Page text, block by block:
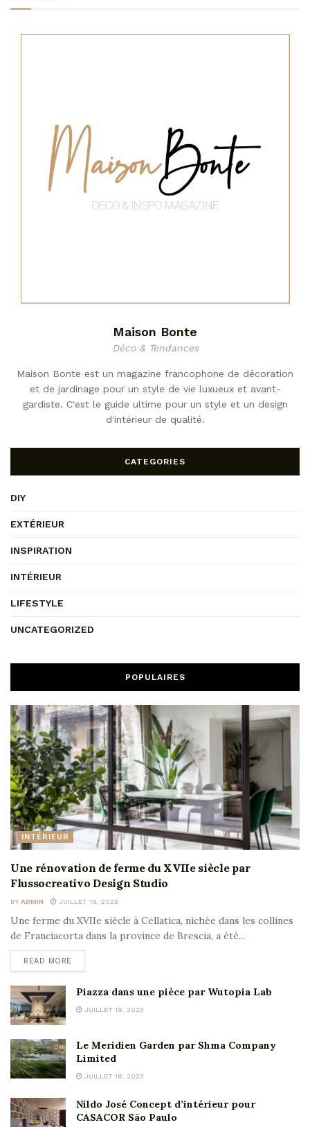
Maison Bonte
Déco & Tendances
Maison Bonte est un magazine francophone de décoration
et de jardinage pour un style de vie luxueux et avant-
gardiste. C'est le guide ultime pour un style et un design
d'intérieur de qualité.
CATEGORIES
DIY
EXTÉRIEUR
INSPIRATION
INTÉRIEUR
LIFESTYLE
UNCATEGORIZED
POPULAIRES
INTÉRIEUR
Une rénovation de ferme du XVIIe siècle par
Flussocreativo Design Studio
BY ADMIN JUILLET 19, 2023
Une ferme du XVIIe siècle à Cellatica, nichée dans les collines
de Franciacorta dans la province de Brescia, a été...
READ MORE
Piazza dans une pièce par Wutopia Lab
JUILLET 19, 2023
Le Meridien Garden par Shma Company
Limited
JUILLET 18, 2023
Nildo José Concept d’intérieur pour
CASACOR São Paulo